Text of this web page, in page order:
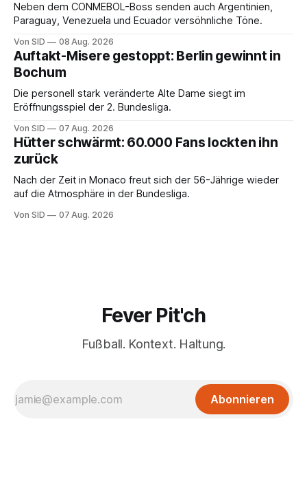
Neben dem CONMEBOL-Boss senden auch Argentinien,
Paraguay, Venezuela und Ecuador versöhnliche Töne.
Von SID 08 Aug. 2026
Auftakt-Misere gestoppt: Berlin gewinnt in
Bochum
Die personell stark veränderte Alte Dame siegt im
Eröffnungsspiel der 2. Bundesliga.
Von SID 07 Aug. 2026
Hütter schwärmt: 60.000 Fans lockten ihn
zurück
Nach der Zeit in Monaco freut sich der 56-Jährige wieder
auf die Atmosphäre in der Bundesliga.
Von SID 07 Aug. 2026
Fever Pit'ch
Fußball. Kontext. Haltung.
Abonnieren